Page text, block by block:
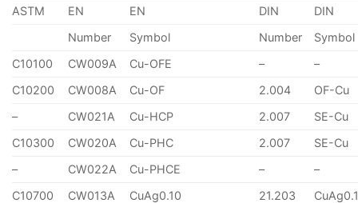
ASTM EN EN DIN
DIN
Number
Symbol Number
Symbol
C10100
CW009A Cu-OFE –
–
C10200
CW008A Cu-OF 2.004
OF-Cu
–
CW021A Cu-HCP 2.007
SE-Cu
C10300
CW020A Cu-PHC 2.007
SE-Cu
–
CW022A Cu-PHCE –
–
C10700
CW013A CuAg0.10 21.203